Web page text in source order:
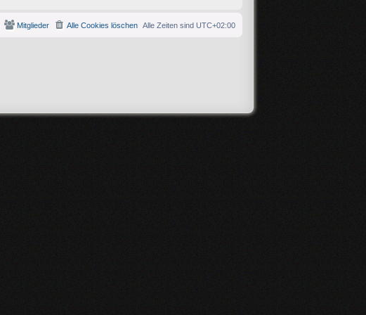
Alle Zeiten sind UTC+02:00
Alle Cookies löschen
Mitglieder